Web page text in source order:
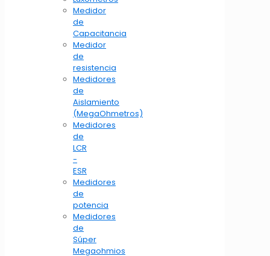
Medidor
de
Capacitancia
Medidor
de
resistencia
Medidores
de
Aislamiento
(MegaOhmetros)
Medidores
de
LCR
-
ESR
Medidores
de
potencia
Medidores
de
Súper
Megaohmios